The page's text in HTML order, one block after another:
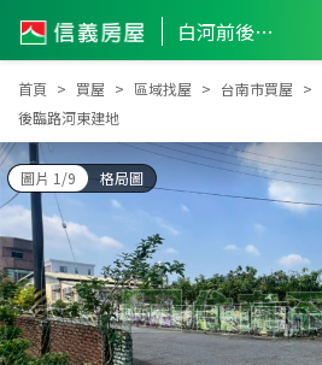
白河前後臨路河東建地
首頁 買屋 區域找屋 台南市買屋
後臨路河東建地
圖片 1/9 格局圖